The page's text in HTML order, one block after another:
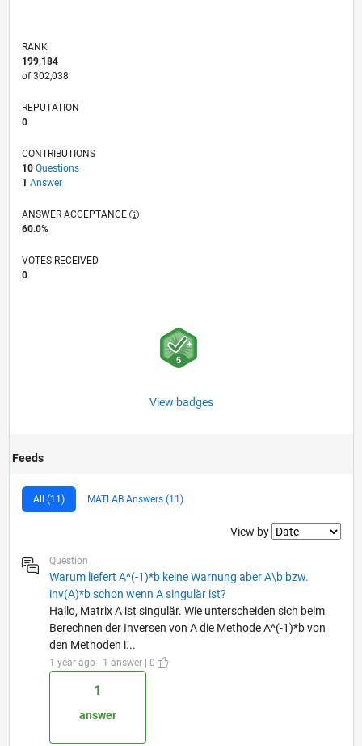
RANK
199,184
of 302,038
REPUTATION
0
CONTRIBUTIONS
10 Questions
1 Answer
ANSWER ACCEPTANCE
60.0%
VOTES RECEIVED
0
View badges
Feeds
All (11) MATLAB Answers (11)
Filter2
View by
Question
Warum liefert A^(-1)*b keine Warnung aber A\b bzw.
inv(A)*b schon wenn A singulär ist?
Hallo, Matrix A ist singulär. Wie unterscheiden sich beim
Berechnen der Inversen von A die Methode A^(-1)*b von
den Methoden i...
1 year ago | 1 answer | 0
1
answer